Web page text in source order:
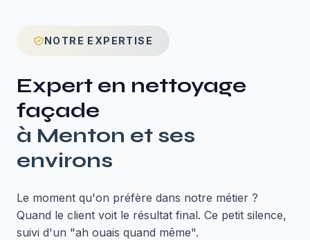
NOTRE EXPERTISE
Expert en nettoyage
façade
à Menton et ses
environs
Le moment qu'on préfère dans notre métier ?
Quand le client voit le résultat final. Ce petit silence,
suivi d'un "ah ouais quand même".